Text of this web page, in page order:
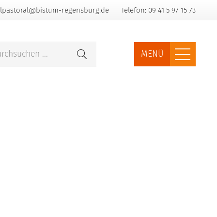
regensburg.de Telefon: 09 41 5 97 15 73
MENÜ